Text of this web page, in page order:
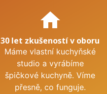
home
30 let zkušeností v oboru
Máme vlastní kuchyňské
studio a vyrábíme
špičkové kuchyně. Víme
přesně, co funguje.